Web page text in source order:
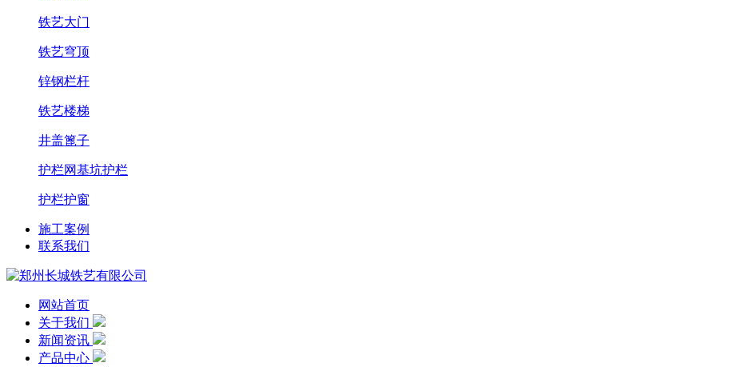
铁艺大门
铁艺穹顶
锌钢栏杆
铁艺楼梯
井盖篦子
护栏网基坑护栏
护栏护窗
施工案例
联系我们
网站首页
关于我们
新闻资讯
产品中心